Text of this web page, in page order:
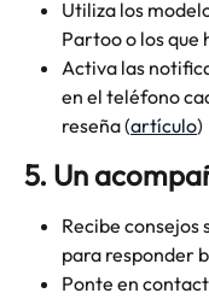
Utiliza los
Partoo o los que
Activa las
en el teléfono
reseña (artículo)
5. Un
Recibe consejos
para responder
Ponte en